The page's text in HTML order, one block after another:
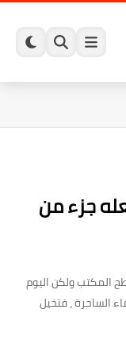
جزء من
المكتب ولكن اليوم
الساحرة ، فتخيل